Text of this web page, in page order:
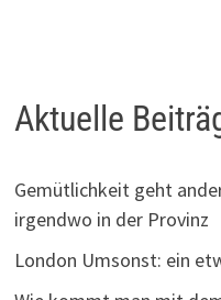
Aktuelle
Gemütlichkeit geht
irgendwo in der Provinz
London Umsonst: ein